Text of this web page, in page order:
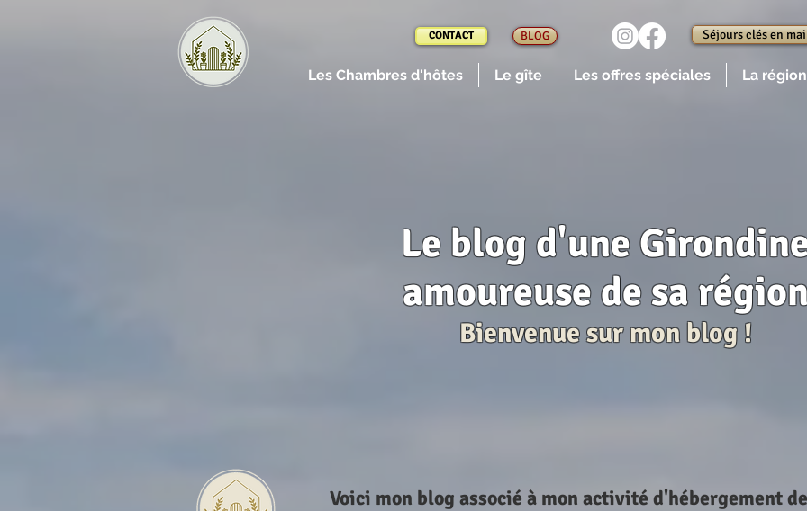
CONTACT BLOG Séjours clés en
Les Chambres d'hôtes Le gîte Les offres spéciales La région
Le blog d'une
amoureuse de sa
Bienvenue sur mon blog !
Voici mon blog associé à mon activité d'hébergement